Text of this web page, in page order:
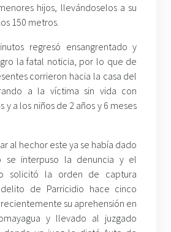
hijos, llevándoselos a su
150 metros.
regresó ensangrentado y
la fatal noticia, por lo que de
corrieron hacia la casa del
a la víctima sin vida con
y a los niños de 2 años y 6 meses
al hechor este ya se había dado
se interpuso la denuncia y el
solicitó la orden de captura
de Parricidio hace cinco
su aprehensión en
y llevado al juzgado